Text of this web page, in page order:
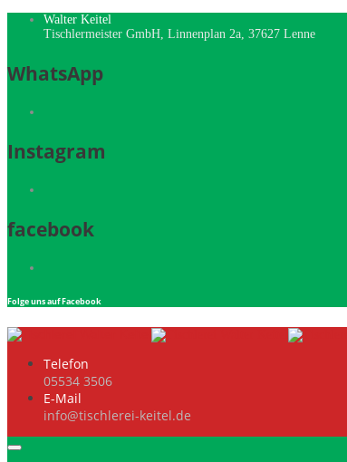
Walter Keitel
Tischlermeister GmbH, Linnenplan 2a, 37627 Lenne
WhatsApp
Instagram
facebook
Folge uns auf Facebook
Telefon
05534 3506
E-Mail
info@tischlerei-keitel.de